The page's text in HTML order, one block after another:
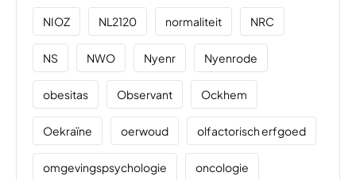
NIOZ NL2120 normaliteit NRC
NS NWO Nyenr Nyenrode
obesitas Observant Ockhem
Oekraïne oerwoud olfactorisch erfgoed
omgevingspsychologie oncologie